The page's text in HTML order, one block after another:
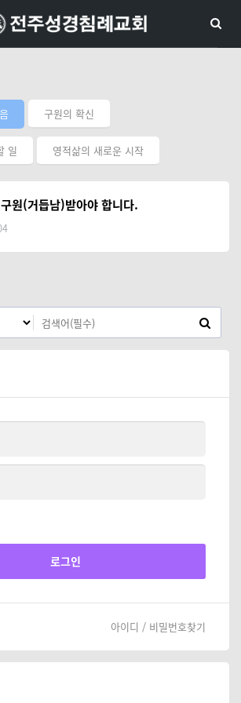
구원의 확신
일 영적삶의 새로운 시작
원(거듭남)받아야 합니다.
아이디 / 비밀번호찾기